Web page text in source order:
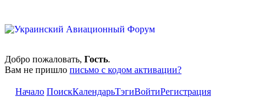
Добро пожаловать, Гость.
Вам не пришло письмо с кодом активации?
Начало ПоискКалендарьТэгиВойтиРегистрация